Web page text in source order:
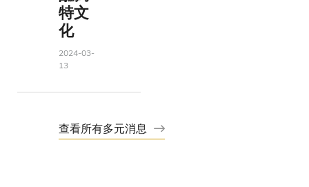
特文
化
2024-03-
13
查看所有多元消息